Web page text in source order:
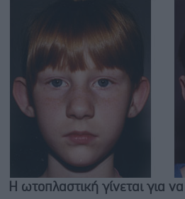
Η ωτοπλαστική γίνεται για